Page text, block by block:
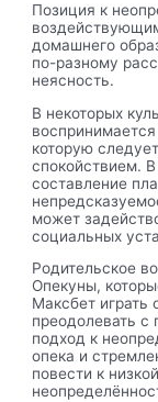
Позиция к
домашнего
по-разному
неясность.
В некоторых
которую
спокойствием.
составление
может
социальных
Родительское
Опекуны,
Максбет играть
преодолевать с
подход к
опека и
повести к